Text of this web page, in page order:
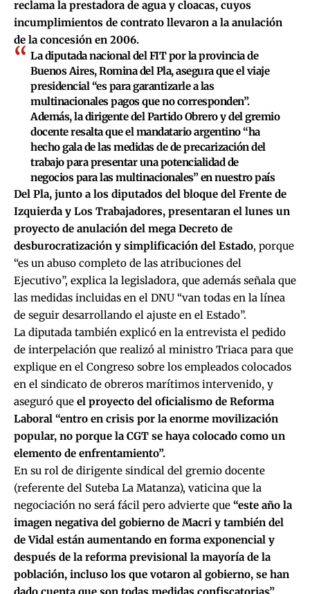
reclama la prestadora de agua y cloacas, cuyos
incumplimientos de contrato llevaron a la anulación
de la concesión en 2006.
La diputada nacional del FIT por la provincia de
Buenos Aires, Romina del Pla, asegura que el viaje
presidencial “es para garantizarle a las
multinacionales pagos que no corresponden”.
Además, la dirigente del Partido Obrero y del gremio
docente resalta que el mandatario argentino “ha
hecho gala de las medidas de de precarización del
trabajo para presentar una potencialidad de
negocios para las multinacionales” en nuestro país
Del Pla, junto a los diputados del bloque del Frente de
Izquierda y Los Trabajadores, presentaran el lunes un
proyecto de anulación del mega Decreto de
desburocratización y simplificación del Estado, porque
“es un abuso completo de las atribuciones del
Ejecutivo”, explica la legisladora, que además señala que
las medidas incluidas en el DNU “van todas en la línea
de seguir desarrollando el ajuste en el Estado”.
La diputada también explicó en la entrevista el pedido
de interpelación que realizó al ministro Triaca para que
explique en el Congreso sobre los empleados colocados
en el sindicato de obreros marítimos intervenido, y
aseguró que el proyecto del oficialismo de Reforma
Laboral “entro en crisis por la enorme movilización
popular, no porque la CGT se haya colocado como un
elemento de enfrentamiento”.
En su rol de dirigente sindical del gremio docente
(referente del Suteba La Matanza), vaticina que la
negociación no será fácil pero advierte que “este año la
imagen negativa del gobierno de Macri y también del
de Vidal están aumentando en forma exponencial y
después de la reforma previsional la mayoría de la
población, incluso los que votaron al gobierno, se han